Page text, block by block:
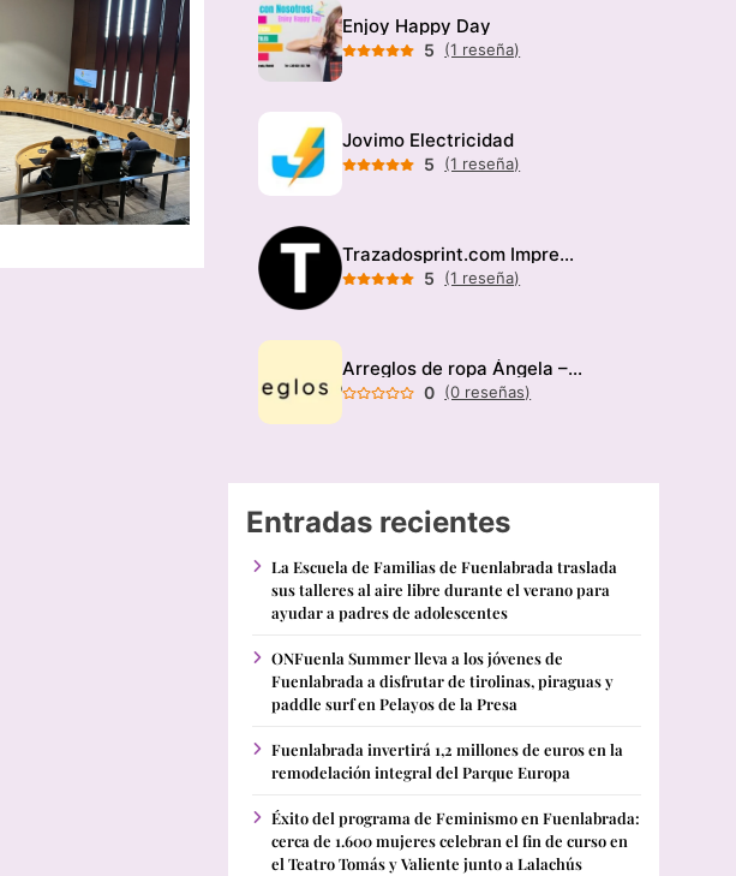
Enjoy Happy Day
5 (1 reseña)
Jovimo Electricidad
5 (1 reseña)
Trazadosprint.com Imprenta
5 (1 reseña)
Arreglos de ropa Ángela – Modista
0 (0 reseñas)
Entradas recientes
La Escuela de Familias de Fuenlabrada traslada
sus talleres al aire libre durante el verano para
ayudar a padres de adolescentes
ONFuenla Summer lleva a los jóvenes de
Fuenlabrada a disfrutar de tirolinas, piraguas y
paddle surf en Pelayos de la Presa
Fuenlabrada invertirá 1,2 millones de euros en la
remodelación integral del Parque Europa
Éxito del programa de Feminismo en Fuenlabrada:
cerca de 1.600 mujeres celebran el fin de curso en
el Teatro Tomás y Valiente junto a Lalachús